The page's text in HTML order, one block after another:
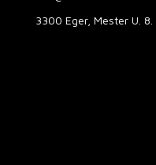
3300 Eger, Mester U. 8.